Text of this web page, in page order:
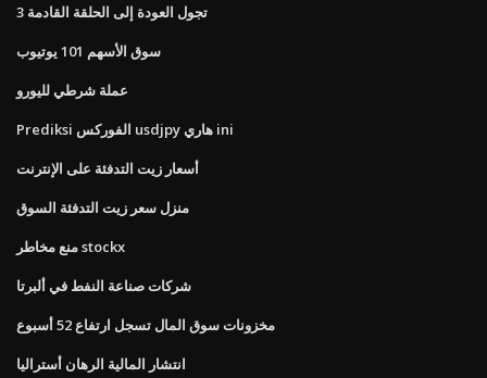
تجول العودة إلى الحلقة القادمة 3
سوق الأسهم 101 يوتيوب
عملة شرطي لليورو
Prediksi الفوركس usdjpy هاري ini
أسعار زيت التدفئة على الإنترنت
منزل سعر زيت التدفئة السوق
منع مخاطر stockx
شركات صناعة النفط في ألبرتا
مخزونات سوق المال تسجل ارتفاع 52 أسبوع
انتشار المالية الرهان أستراليا